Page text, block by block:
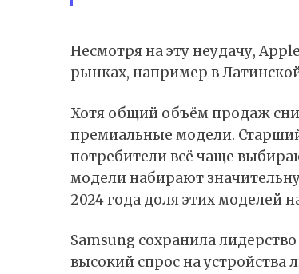
Несмотря на эту неудачу,
рынках, например в
Хотя общий объём продаж
премиальные модели.
потребители всё чаще
модели набирают
2024 года доля этих моделей
Samsung сохранила
высокий спрос на